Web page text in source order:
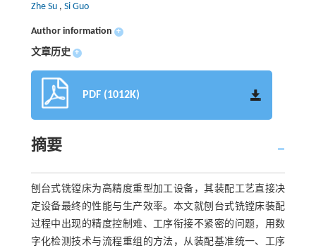
Zhe Su , Si Guo
Author information +
文章历史 +
PDF (1012K)
摘要
刨台式铣镗床为高精度重型加工设备，其装配工艺直接决
定设备最终的性能与生产效率。本文就刨台式铣镗床装配
过程中出现的精度控制难、工序衔接不紧密的问题，用数
字化检测技术与流程重组的方法，从装配基准统一、工序